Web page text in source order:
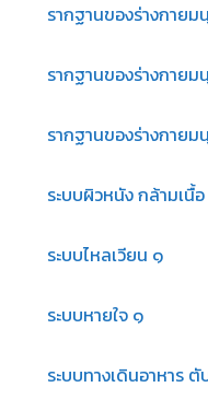
รากฐานของร่างกายม
รากฐานของร่างกาย
รากฐานของร่างกาย
ระบบผิวหนัง กล้ามเนื้
ระบบไหลเวียน ๑
ระบบหายใจ ๑
ระบบทางเดินอาหาร